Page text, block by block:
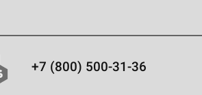
+7 (800) 500-31-36